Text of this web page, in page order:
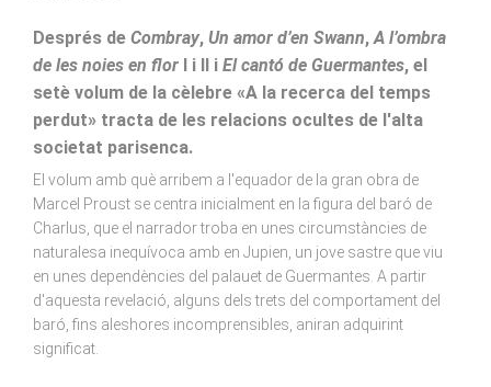
Després de Combray, Un amor d’en Swann,A l’ombra
de les noies en flor I i II i El cantó de Guermantes, el
setè volum de la cèlebre «A la recerca del temps
perdut» tracta de les relacions ocultes de l'alta
societat parisenca.
El volum amb què arribem a l'equador de la gran obra de
Marcel Proust se centra inicialment en la figura del baró de
Charlus, que el narrador troba en unes circumstàncies de
naturalesa inequívoca amb en Jupien, un jove sastre que viu
en unes dependències del palauet de Guermantes. A partir
d'aquesta revelació, alguns dels trets del comportament del
baró, fins aleshores incomprensibles, aniran adquirint
significat.